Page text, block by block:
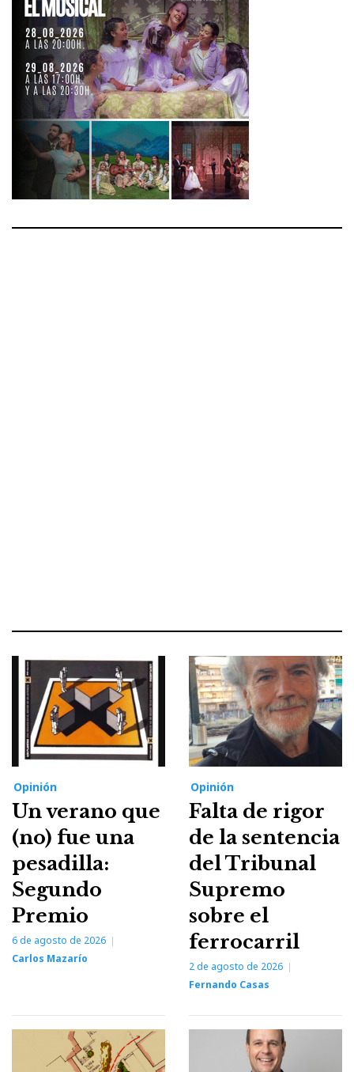
Opinión
Un verano que
(no) fue una
pesadilla:
Segundo
Premio
6 de agosto de 2026
Carlos Mazarío
Opinión
Falta de rigor
de la sentencia
del Tribunal
Supremo
sobre el
ferrocarril
2 de agosto de 2026
Fernando Casas